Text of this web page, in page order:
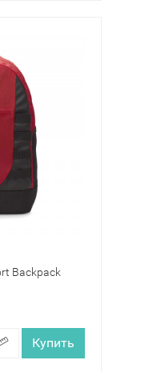
Backpack
Купить